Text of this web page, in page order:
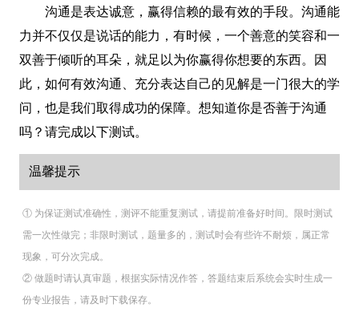
沟通是表达诚意，赢得信赖的最有效的手段。沟通能
力并不仅仅是说话的能力，有时候，一个善意的笑容和一
双善于倾听的耳朵，就足以为你赢得你想要的东西。因
此，如何有效沟通、充分表达自己的见解是一门很大的学
问，也是我们取得成功的保障。想知道你是否善于沟通
吗？请完成以下测试。
温馨提示
① 为保证测试准确性，测评不能重复测试，请提前准备好时间。限时测试
需一次性做完；非限时测试，题量多的，测试时会有些许不耐烦，属正常
现象，可分次完成。
② 做题时请认真审题，根据实际情况作答，答题结束后系统会实时生成一
份专业报告，请及时下载保存。